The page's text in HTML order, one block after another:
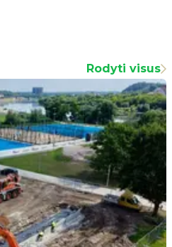
Rodyti visus